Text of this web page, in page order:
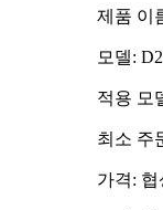
제품 이
모델:
적용 모
최소 주
가격: 협